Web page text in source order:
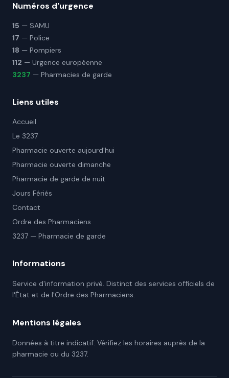
Numéros d'urgence
15 — SAMU
17 — Police
18 — Pompiers
112 — Urgence européenne
3237 — Pharmacies de garde
Liens utiles
Accueil
Le 3237
Pharmacie ouverte aujourd'hui
Pharmacie ouverte dimanche
Pharmacie de garde de nuit
Jours Fériés
Contact
Ordre des Pharmaciens
3237 — Pharmacie de garde
Informations
Service d'information privé. Distinct des services officiels de
l'État et de l'Ordre des Pharmaciens.
Mentions légales
Données à titre indicatif. Vérifiez les horaires auprès de la
pharmacie ou du 3237.